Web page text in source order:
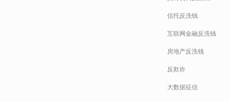
信托反洗钱
互联网金融反洗钱
房地产反洗钱
反欺诈
大数据征信